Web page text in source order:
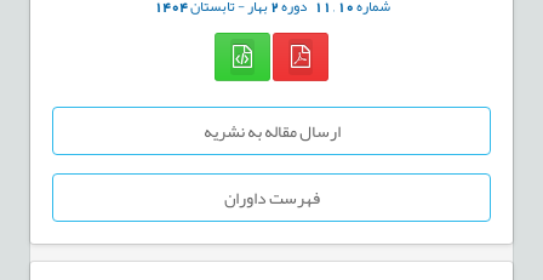
شماره10
,
11 دوره2بهار - تابستان1404
ارسال مقاله به نشریه
فهرست داوران